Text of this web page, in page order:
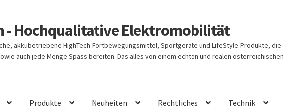
- Hochqualitative Elektromobilität
akkubetriebene HighTech-Fortbewegungsmittel, Sportgeräte und LifeStyle-Produkte, die
auch jede Menge Spass bereiten. Das alles von einem echten und realen österreichischen
Produkte Neuheiten Rechtliches Technik